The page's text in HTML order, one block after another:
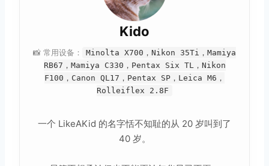
Kido
📸 常用设备：
Minolta X700，Nikon 35Ti，Mamiya
RB67，Mamiya C330，Pentax Six TL，Nikon
F100，Canon QL17，Pentax SP，Leica M6，
Rolleiflex 2.8F
一个 LikeAKid 的名字恬不知耻的从 20 岁叫到了
40 岁。